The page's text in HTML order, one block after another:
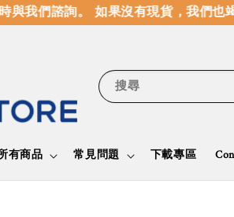
們諮詢。 如果沒有現貨，我們也竭
搜尋
有商品 常見問題 下載專區